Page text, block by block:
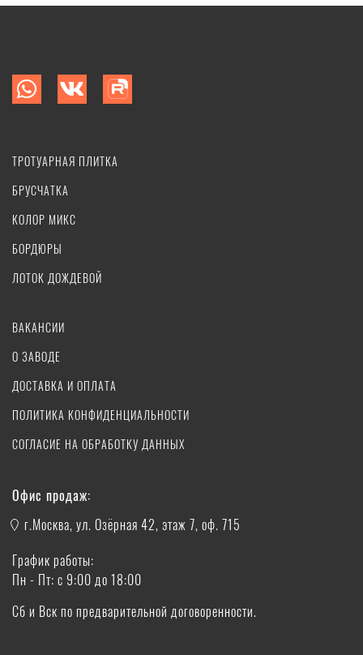
ТРОТУАРНАЯ ПЛИТКА
БРУСЧАТКА
КОЛОР МИКС
БОРДЮРЫ
ЛОТОК ДОЖДЕВОЙ
ВАКАНСИИ
О ЗАВОДЕ
ДОСТАВКА И ОПЛАТА
ПОЛИТИКА КОНФИДЕНЦИАЛЬНОСТИ
СОГЛАСИЕ НА ОБРАБОТКУ ДАННЫХ
Офис продаж:
г.Москва, ул. Озёрная 42, этаж 7, оф. 715
График работы:
Пн - Пт: с 9:00 до 18:00
Сб и Вск по предварительной договоренности.